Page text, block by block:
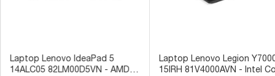
Laptop Lenovo IdeaPad 5
14ALC05 82LM00D5VN - AMD
Laptop Lenovo Legion
15IRH 81V4000AVN - Intel